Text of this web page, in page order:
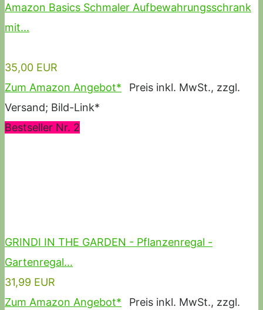
Amazon Basics Schmaler Aufbewahrungsschrank
mit...
35,00 EUR
Zum Amazon Angebot*
Preis inkl. MwSt., zzgl.
Versand; Bild-Link*
Bestseller Nr. 2
GRINDI IN THE GARDEN - Pflanzenregal -
Gartenregal...
31,99 EUR
Zum Amazon Angebot*
Preis inkl. MwSt., zzgl.